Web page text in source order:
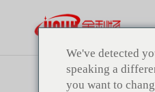
We've detected
speaking a
you want to